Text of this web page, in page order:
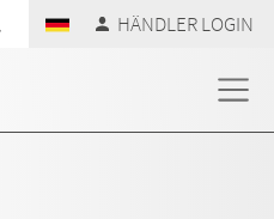
HÄNDLER LOGIN